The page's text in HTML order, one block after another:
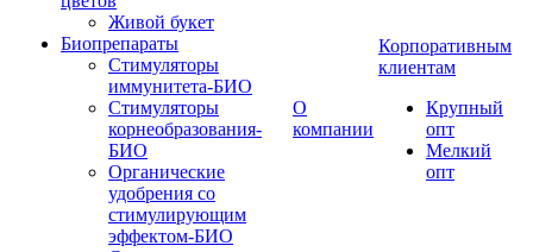
Живой букет
Биопрепараты
Стимуляторы
иммунитета-БИО
Стимуляторы
корнеобразования-
БИО
Органические
удобрения со
стимулирующим
эффектом-БИО
О
компании
Корпоративным
клиентам
Крупный
опт
Мелкий
опт